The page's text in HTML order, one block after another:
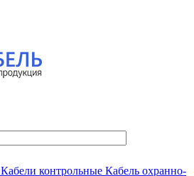
Кабели контрольные Кабель охранно-